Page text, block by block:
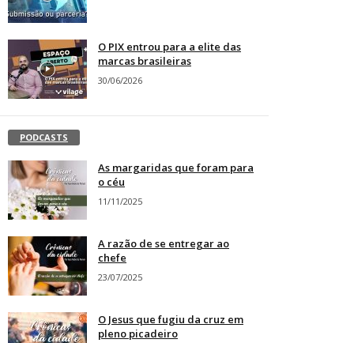
O PIX entrou para a elite das
marcas brasileiras
30/06/2026
PODCASTS
As margaridas que foram para
o céu
11/11/2025
A razão de se entregar ao
chefe
23/07/2025
O Jesus que fugiu da cruz em
pleno picadeiro